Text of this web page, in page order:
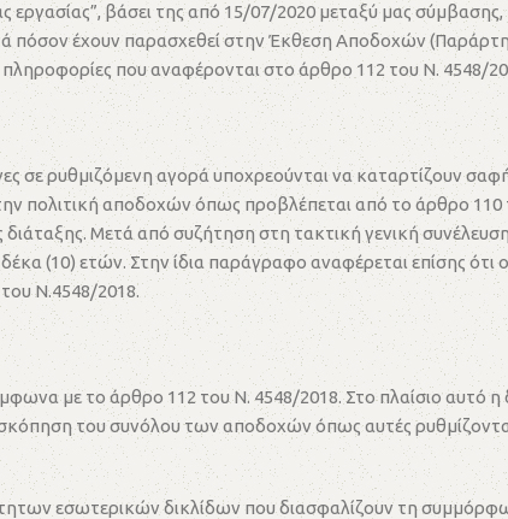
βάσει της από 15/07/2020 μεταξύ μας σύμβασης,
έχουν παρασχεθεί στην Έκθεση Αποδοχών
πληροφορίες που αναφέρονται στο άρθρο 112 του Ν. 4548/
σε ρυθμιζόμενη αγορά υποχρεούνται να καταρτίζουν
πολιτική αποδοχών όπως προβλέπεται από το άρθρο
Μετά από συζήτηση στη τακτική γενική
ετών. Στην ίδια παράγραφο αναφέρεται επίσης ότι οι
Ν.4548/2018.
με το άρθρο 112 του Ν. 4548/2018. Στο πλαίσιο αυτό η
του συνόλου των αποδοχών όπως αυτές
εσωτερικών δικλίδων που διασφαλίζουν τη